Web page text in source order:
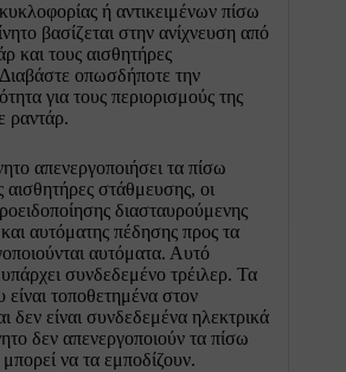
ή αντικειμένων πίσω
βασίζεται στην ανίχνευση από
και τους αισθητήρες
οπωσδήποτε την
για τους περιορισμούς της
ραντάρ.
απενεργοποιήσει τα πίσω
αισθητήρες στάθμευσης, οι
διασταυρούμενης
αυτόματης πέδησης προς τα
αυτόματα. Αυτό
συνδεδεμένο τρέιλερ. Τα
τοποθετημένα στον
δεν είναι συνδεδεμένα ηλεκτρικά
δεν απενεργοποιούν τα πίσω
να τα εμποδίζουν.